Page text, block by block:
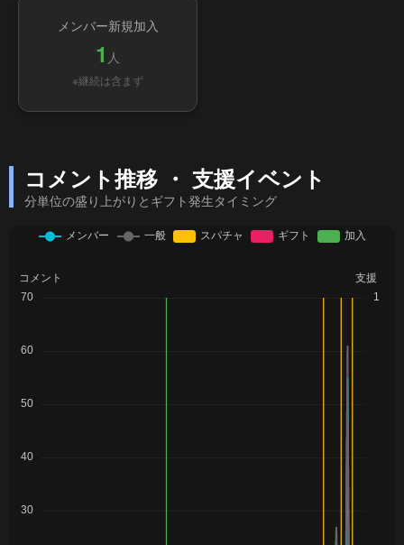
メンバー新規加入
1 人
※継続は含まず
コメント推移 ・ 支援イベント
分単位の盛り上がりとギフト発生タイミング